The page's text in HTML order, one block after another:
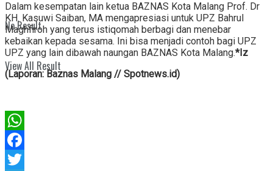
No Result
View All Result
Dalam kesempatan lain ketua BAZNAS Kota Malang Prof. Dr
KH. Kasuwi Saiban, MA mengapresiasi untuk UPZ Bahrul
Maghfiroh yang terus istiqomah berbagi dan menebar
kebaikan kepada sesama. Ini bisa menjadi contoh bagi UPZ
UPZ yang lain dibawah naungan BAZNAS Kota Malang.*Iz
(Laporan: Baznas Malang // Spotnews.id)
WhatsApp
Facebook